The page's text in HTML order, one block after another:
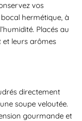
vos
hermétique, à
Placés au
leurs arômes
directement
soupe veloutée.
gourmande et